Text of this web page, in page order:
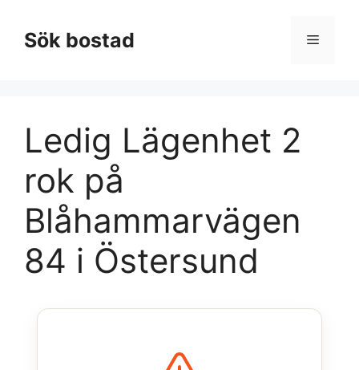
innehållSök bostad Meny
Ledig Lägenhet 2
rok på
Blåhammarvägen
84 i Östersund